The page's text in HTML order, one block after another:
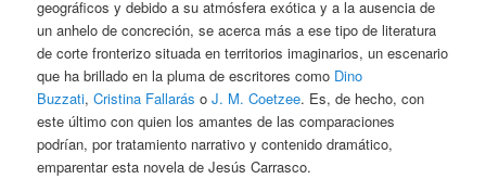
geográficos y debido a su atmósfera exótica y a la ausencia de
un anhelo de concreción, se acerca más a ese tipo de literatura
de corte fronterizo situada en territorios imaginarios, un escenario
que ha brillado en la pluma de escritores como Dino
Buzzati,Cristina Fallarás oJ. M. Coetzee. Es, de hecho, con
este último con quien los amantes de las comparaciones
podrían, por tratamiento narrativo y contenido dramático,
emparentar esta novela de Jesús Carrasco.